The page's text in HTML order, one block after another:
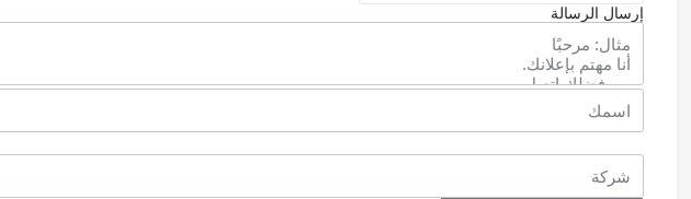
إرسال الرسالة